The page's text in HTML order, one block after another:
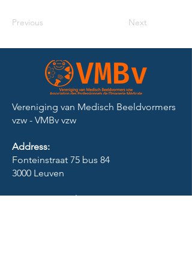
Previous Next
Vereniging van Medisch Beeldvormers
vzw - VMBv vzw​
Address:
Fonteinstraat 75 bus 84
3000 Leuven
Company number: